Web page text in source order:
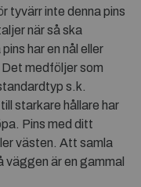
tyvärr inte denna pins
när så ska
har en nål eller
medföljer som
s.k.
starkare hållare har
Pins med ditt
västen. Att samla
väggen är en gammal